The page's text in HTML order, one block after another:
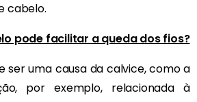
cabelo.
pode facilitar a queda dos fios?
ser uma causa da calvice, como a
por exemplo, relacionada à